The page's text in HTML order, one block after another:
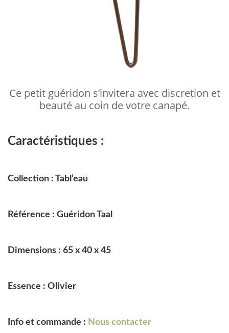
Ce petit guéridon s’invitera avec discretion et
beauté au coin de votre canapé.
Caractéristiques :
Collection : Tabl’eau
Référence : Guéridon Taal
Dimensions : 65 x 40 x 45
Essence : Olivier
Info et commande : Nous contacter